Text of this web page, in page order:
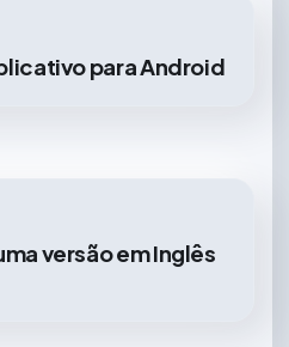
para Android
versão em Inglês